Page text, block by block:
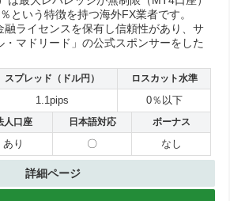
という特徴を持つ海外FX業者です。
融ライセンスを保有し信頼性があり、サ
・マドリード」の公式スポンサーをした
スプレッド（ドル円） ロスカット水準
1.1pips 0％以下
人口座 日本語対応 ボーナス
あり 〇 なし
詳細ページ